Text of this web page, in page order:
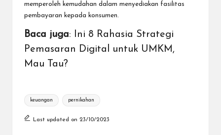
memperoleh kemudahan dalam menyediakan fasilitas
pembayaran kepada konsumen.
Baca juga:
Ini 8 Rahasia Strategi
Pemasaran Digital untuk UMKM,
Mau Tau?
Tags:
keuangan pernikahan
Last updated on 23/10/2023